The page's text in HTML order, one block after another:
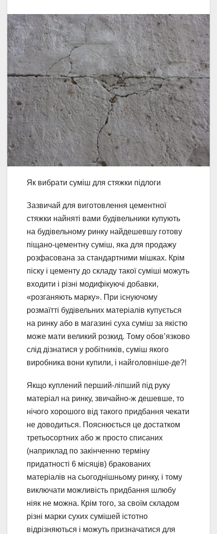
Як вибрати суміш для стяжки підлоги
Зазвичай для виготовлення цементної
стяжки найняті вами будівельники купують
на будівельному ринку найдешевшу готову
піщано-цементну суміш, яка для продажу
розфасована за стандартними мішках. Крім
піску і цементу до складу такої суміші можуть
входити і різні модифікуючі добавки,
«розганяють марку». При існуючому
розмаїтті будівельних матеріалів купується
на ринку або в магазині суха суміш за якістю
може мати великий розкид. Тому обов’язково
слід дізнатися у робітників, суміш якого
виробника вони купили, і найголовніше-де?!
Якщо куплений перший-ліпший під руку
матеріал на ринку, звичайно-ж дешевше, то
нічого хорошого від такого придбання чекати
не доводиться. Пояснюється це достатком
третьосортних або ж просто списаних
(наприклад по закінченню терміну
придатності 6 місяців) бракованих
матеріалів на сьогоднішньому ринку, і тому
виключати можливість придбання шлюбу
ніяк не можна. Крім того, за своїм складом
різні марки сухих сумішей істотно
відрізняються і можуть призначатися для